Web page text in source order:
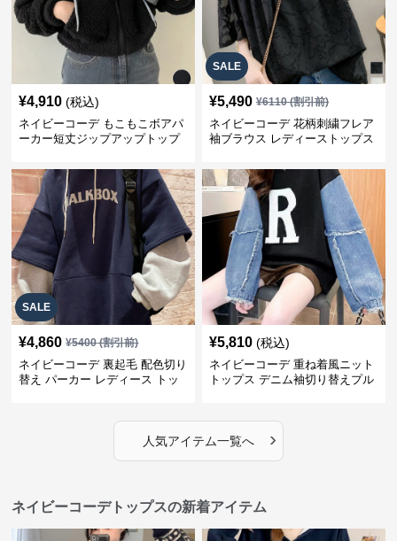
¥4,910 (税込)
ネイビーコーデ もこもこボアパ
ーカー短丈ジップアップトップ
SALE
¥5,490 ¥6110(割引前)
ネイビーコーデ 花柄刺繍フレア
袖ブラウス レディーストップス
SALE
¥4,860 ¥5400(割引前)
ネイビーコーデ 裏起毛 配色切り
替え パーカー レディース トッ
¥5,810 (税込)
ネイビーコーデ 重ね着風ニット
トップス デニム袖切り替えプル
人気アイテム一覧へ ›
ネイビーコーデトップスの新着アイテム